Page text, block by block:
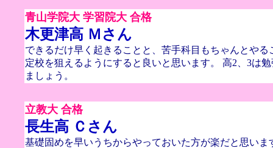
青山学院大 学習院大 合格
木更津高 Ｍさん
できるだけ早く起きることと、苦手科目もちゃんとやる
定校を狙えるようにすると良いと思います。 高2、3は
ましょう。
立教大 合格
長生高 Ｃさん
基礎固めを早いうちからやっておいた方が楽だと思いま